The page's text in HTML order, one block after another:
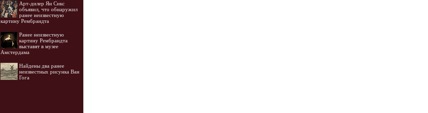
Арт-дилер Ян Сикс
объявил, что обнаружил
ранее неизвестную
картину Рембрандта
Ранее неизвестную
картину Рембрандта
выставят в музее
Амстердама
Найдены два ранее
неизвестных рисунка Ван
Гога